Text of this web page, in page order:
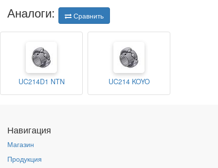
Аналоги: Сравнить
UC214D1 NTN UC214 KOYO
Навигация
Магазин
Продукция